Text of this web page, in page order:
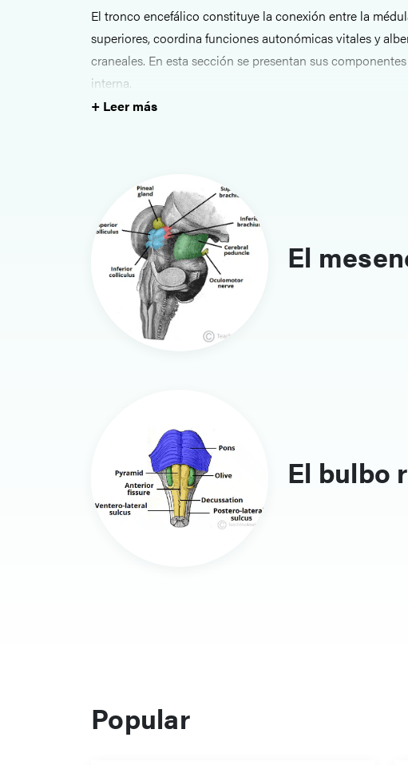
El tronco encefálico constituye la conexión entre la
superiores, coordina funciones autonómicas vitales y
craneales. En esta sección se presentan sus
interna.
Estructuras clave
Relevancia clínica y enfoque del
Comprender la anatomía del tronco encefálico es
neurológicos, interpretar signos de los nervios craneales
potencialmente mortales como el accidente
encefálico.
+ Leer más
El
El bulbo
Popular